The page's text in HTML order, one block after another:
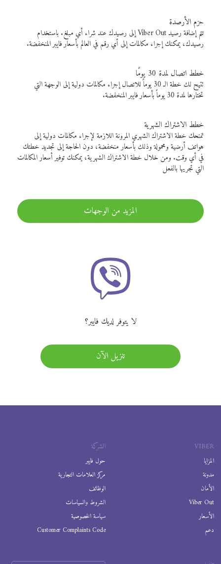
حزم الأرصدة
تتم إضافة رصيد Viber Out إلى رصيدك عند شراء أي مبلغ. باستخدام
رصيدك، يمكنك إجراء مكالمات إلى أي رقم في العالم بأسعار فايبر المنخفضة.
خطط اتصال لمدة 30 يومًا
تتيح لك خطة الـ 30 يوماً للاتصال إجراء مكالمات دولية إلى الوجهة التي
تختارها لمدة 30 يوماً بأسعار فايبر المنخفضة.
خطط الاشتراك الشهرية
تمنحك خطة الاشتراك الشهري المرونة اللازمة لإجراء مكالمات دولية إلى
هواتف أرضية ومحمولة وذلك بأسعار منخفضة، دون الحاجة إلى تجديد خطتك
في أي وقت. ومن خلال خطة الاشتراك الشهرية، يمكنك توفير أسعار المكالمات
التي تجريها بالفعل
المزيد من الوجهات
لا يتوفر لديك فايبر؟
تنزيل الآن
VIBER
المزايا
مدونة
الأمان
Viber Out
الأسعار
دعم
الشركة
حول فايبر
مركز العلامات التجارية
الوظائف
الشروط والسياسات
سياسة الخصوصية
Customer Complaints Code